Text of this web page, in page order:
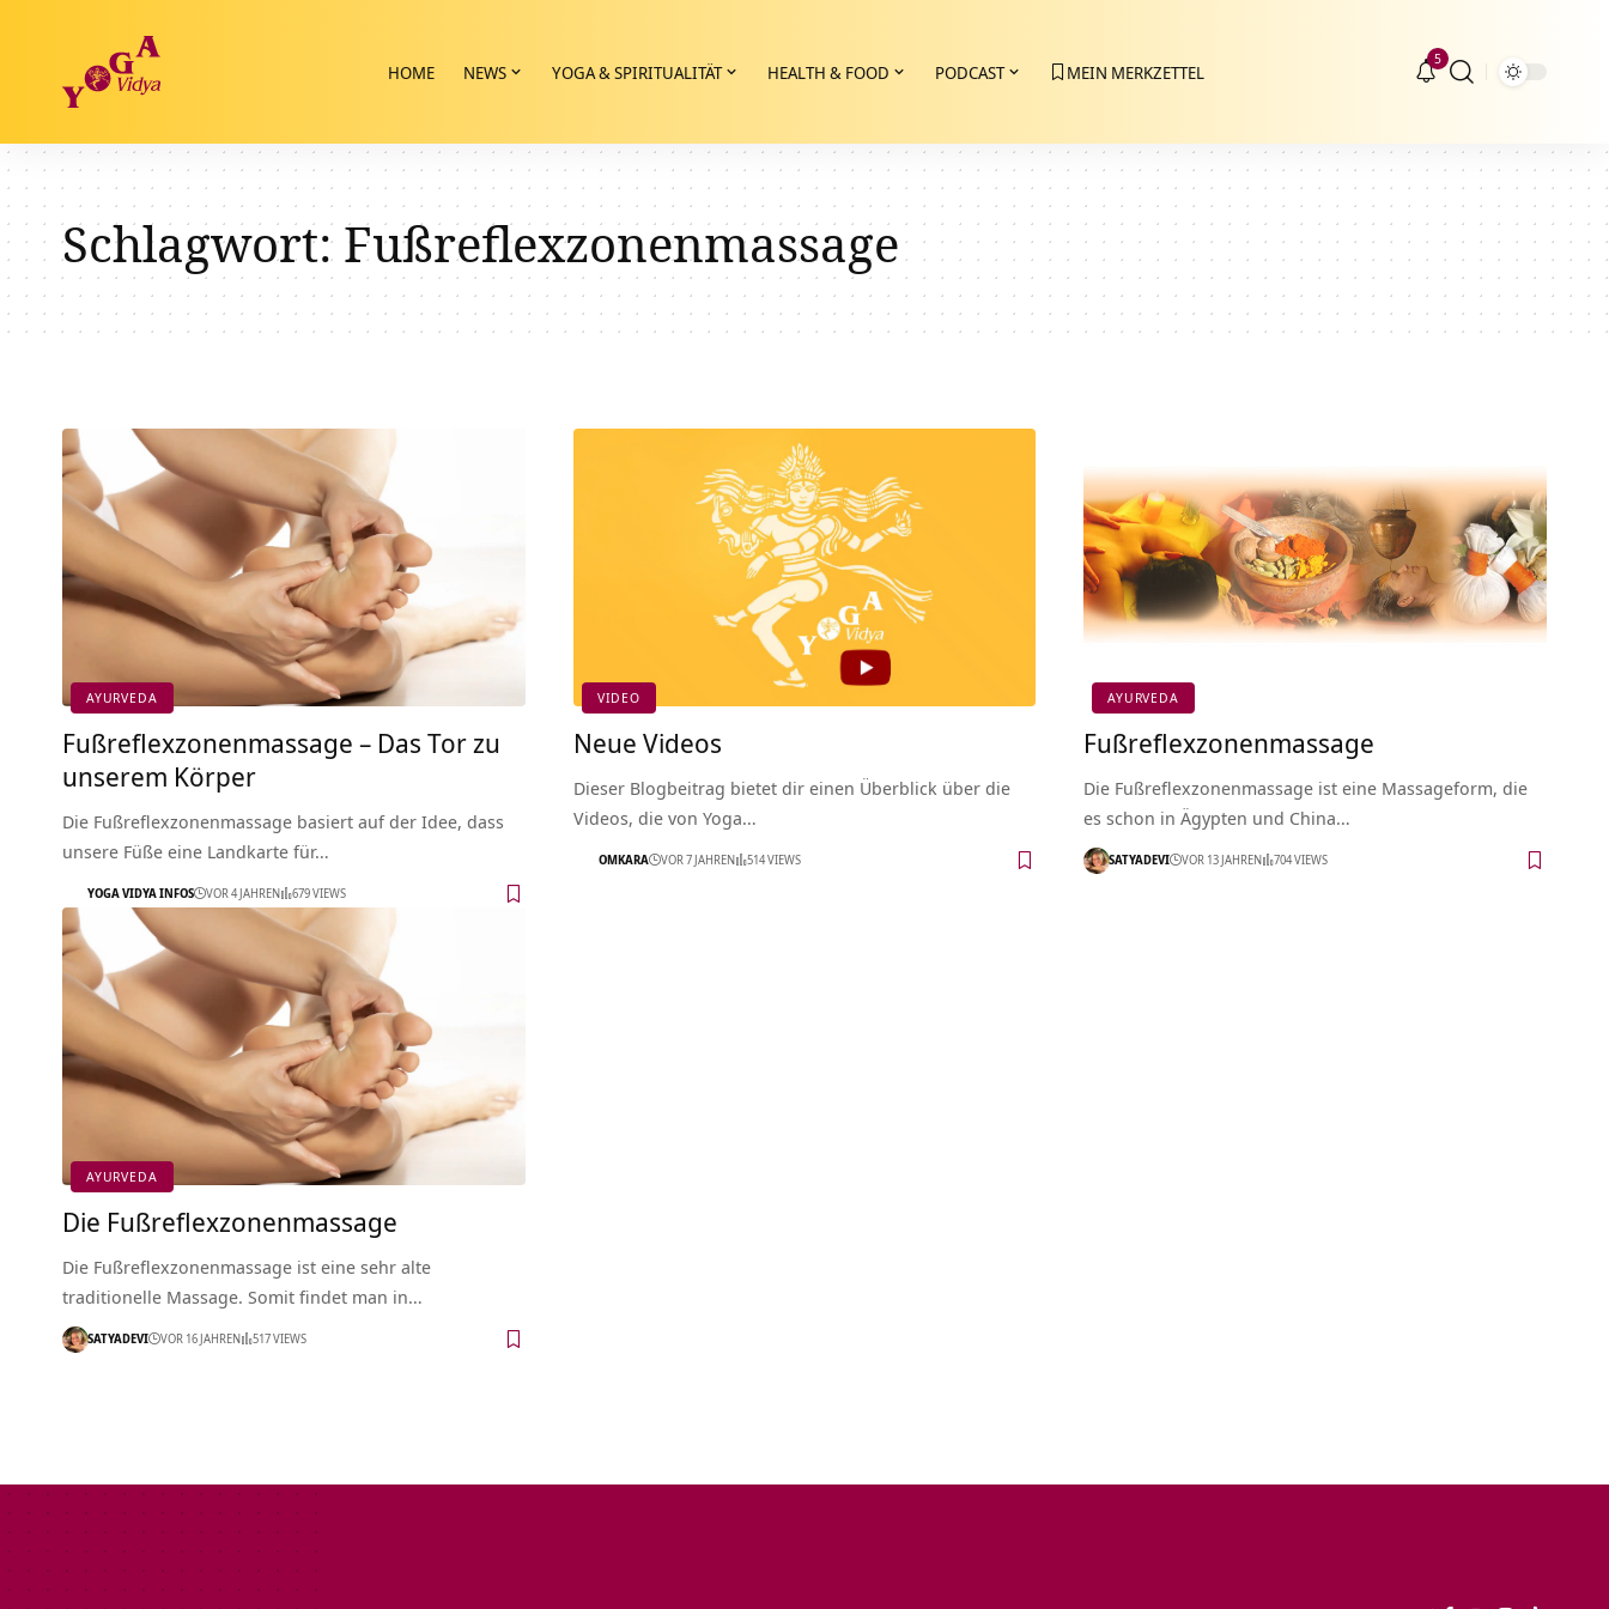
HOME NEWS YOGA & SPIRITUALITÄT HEALTH & FOOD PODCAST MEIN MERKZETTEL
5
Schlagwort:Fußreflexzonenmassage
AYURVEDA
Fußreflexzonenmassage – Das Tor zu
unserem Körper
Die Fußreflexzonenmassage basiert auf der Idee, dass
unsere Füße eine Landkarte für…
YOGA VIDYA INFOS VOR 4 JAHREN 679 VIEWS
VIDEO
Neue Videos
Dieser Blogbeitrag bietet dir einen Überblick über die
Videos, die von Yoga…
OMKARA VOR 7 JAHREN 514 VIEWS
AYURVEDA
Fußreflexzonenmassage
Die Fußreflexzonenmassage ist eine Massageform, die
es schon in Ägypten und China…
SATYADEVI VOR 13 JAHREN 704 VIEWS
AYURVEDA
Die Fußreflexzonenmassage
Die Fußreflexzonenmassage ist eine sehr alte
traditionelle Massage. Somit findet man in…
SATYADEVI VOR 16 JAHREN 517 VIEWS